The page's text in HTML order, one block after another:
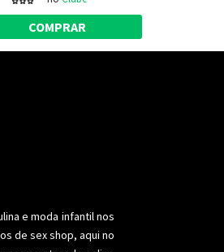
COMPRAR
e moda infantil nos
de sex shop, aqui no